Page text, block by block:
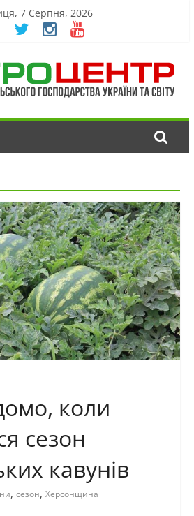
7 Серпня, 2026
коли
сезон
кавунів
, сезон, Херсонщина